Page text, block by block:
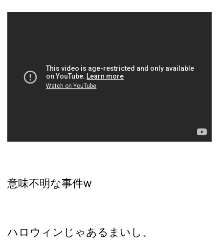
意味不明な事件w
ハロウィンじゃあるまいし、